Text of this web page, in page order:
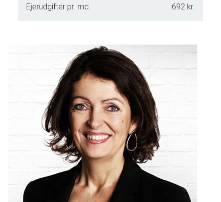
Ejerudgifter pr. md.
692 kr.